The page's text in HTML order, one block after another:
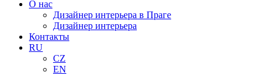
О нас
Дизайнер интерьера в Праге
Дизайнер интерьера
Контакты
RU
CZ
EN